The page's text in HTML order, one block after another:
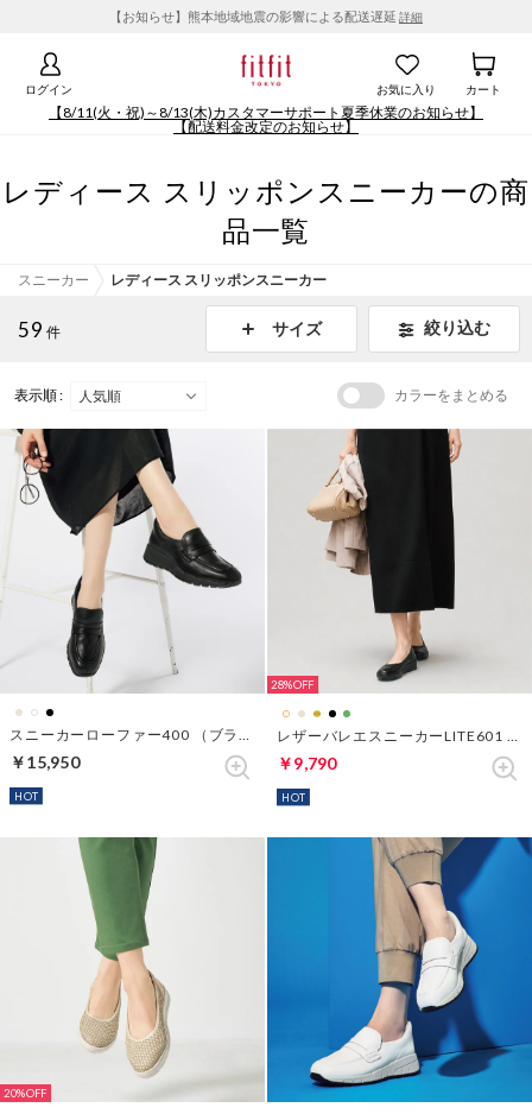
【お知らせ】熊本地域地震の影響による配送遅延 詳細
ログイン お気に入り カート
【8/11(火・祝)～8/13(木)カスタマーサポート夏季休業のお知らせ】
【配送料金改定のお知らせ】
レディース スリッポンスニーカーの商
品一覧
スニーカー レディース スリッポンスニーカー
59 件 サイズ 絞り込む
表示順 : カラーをまとめる
スニーカーローファー400 （ブラック）
￥15,950
HOT
28%
レザーバレエスニーカーLITE601 （ブラック）
￥9,790
HOT
20%